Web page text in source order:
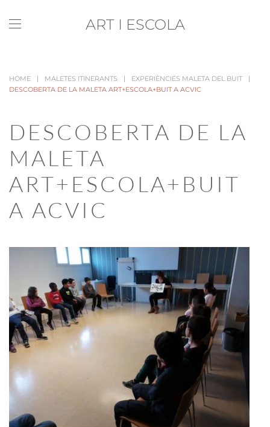
Skip to main content
ART I ESCOLA
HOME MALETES ITINERANTS
EXPERIÈNCIES MALETA DEL BUIT
DESCOBERTA DE LA MALETA ART+ESCOLA+BUIT A ACVIC
DESCOBERTA DE LA
MALETA
ART+ESCOLA+BUIT
A ACVIC